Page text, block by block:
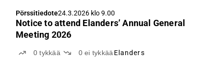
continued weakness...
Pörssitiedote24.3.2026 klo 9.00
Notice to attend Elanders’ Annual General
Meeting 2026
0tykkää 0ei tykkää Elanders